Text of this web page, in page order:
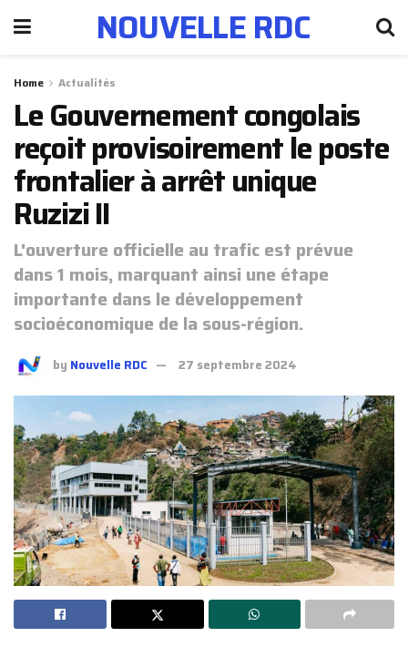
NOUVELLE RDC
Home Actualités
Le Gouvernement congolais
reçoit provisoirement le poste
frontalier à arrêt unique
Ruzizi II
L'ouverture officielle au trafic est prévue
dans 1 mois, marquant ainsi une étape
importante dans le développement
socioéconomique de la sous-région.
by Nouvelle RDC 27 septembre 2024